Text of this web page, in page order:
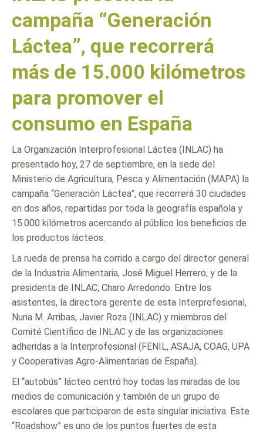
campaña “Generación
Láctea”, que recorrerá
más de 15.000 kilómetros
para promover el
consumo en España
La Organización Interprofesional Láctea (INLAC) ha
presentado hoy, 27 de septiembre, en la sede del
Ministerio de Agricultura, Pesca y Alimentación (MAPA) la
campaña “Generación Láctea”, que recorrerá 30 ciudades
en dos años, repartidas por toda la geografía española y
15.000 kilómetros acercando al público los beneficios de
los productos lácteos.
La rueda de prensa ha corrido a cargo del director general
de la Industria Alimentaria, José Miguel Herrero, y de la
presidenta de INLAC, Charo Arredondo. Entre los
asistentes, la directora gerente de esta Interprofesional,
Nuria M. Arribas, Javier Roza (INLAC) y miembros del
Comité Científico de INLAC y de las organizaciones
adheridas a la Interprofesional (FENIL, ASAJA, COAG, UPA
y Cooperativas Agro-Alimentarias de España).
El “autobús” lácteo centró hoy todas las miradas de los
medios de comunicación y también de un grupo de
escolares que participaron de esta singular iniciativa. Este
“Roadshow” es uno de los puntos fuertes de esta